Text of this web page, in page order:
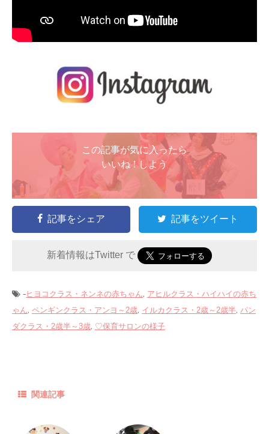
この記事が気に入ったら
いいね ! しよう
記事をシェア 記事をツイート
新着情報はTwitter で
-ヒヨコクラス・ネンネの赤ちゃん, アヒルクラス・ハイハイの赤ち
ゃん, ペンギンクラス・アンヨ～2歳, イルカクラス・2歳～2歳半, パン
ダクラス・2歳半～3歳, ♡保育サロンの様子
関連記事